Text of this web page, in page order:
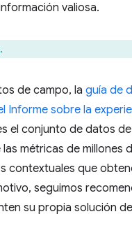
valiosa.
.
de campo, la guía de
Informe sobre la
el conjunto de datos
métricas de millones
contextuales que
seguimos
su propia solución